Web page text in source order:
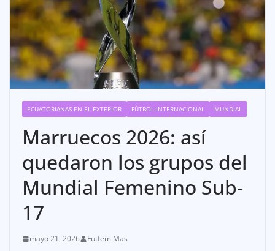
ECUATORIANAS EN EL EXTERIOR FÚTBOL INTERNACIONAL MUNDIAL
Marruecos 2026: así
quedaron los grupos del
Mundial Femenino Sub-
17
mayo 21, 2026 Futfem Mas